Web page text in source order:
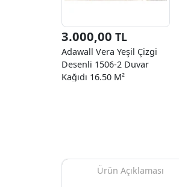
3.000,00 TL
Adawall Vera Yeşil Çizgi
Desenli 1506-2 Duvar
Kağıdı 16.50 M²
Ürün Açıklaması